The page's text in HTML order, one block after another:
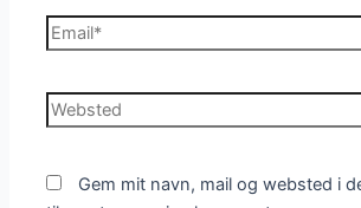
Email*
Websted
Gem mit navn, mail og websted i